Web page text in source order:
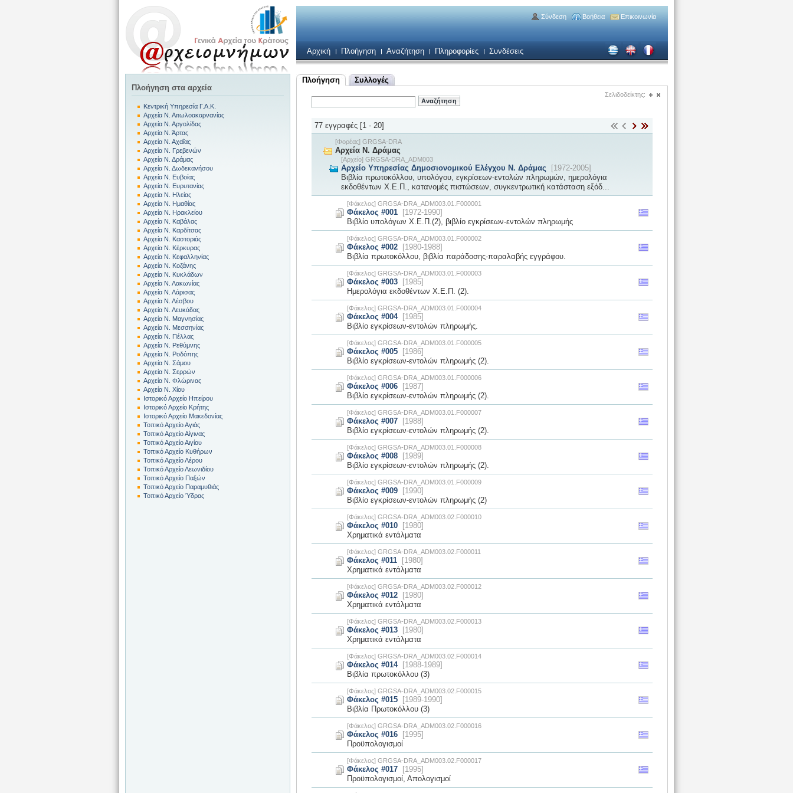
Σύνδεση Βοήθεια Επικοινωνία
Αρχική Πλοήγηση Αναζήτηση Πληροφορίες Συνδέσεις
Σελιδοδείκτης:
Πλοήγηση Συλλογές
77 εγγραφές [1 - 20]
[Φορέας] GRGSA-DRA
Αρχεία Ν. Δράμας
[Αρχείο] GRGSA-DRA_ADM003
Αρχείο Υπηρεσίας Δημοσιονομικού Ελέγχου Ν. Δράμας [1972-2005]
Βιβλία πρωτοκόλλου, υπολόγου, εγκρίσεων-εντολών πληρωμών, ημερολόγια
εκδοθέντων Χ.Ε.Π., κατανομές πιστώσεων, συγκεντρωτική κατάσταση εξόδ...
[Φάκελος] GRGSA-DRA_ADM003.01.F000001
Φάκελος #001[1972-1990]
Βιβλίο υπολόγων Χ.Ε.Π.(2), βιβλίο εγκρίσεων-εντολών πληρωμής
[Φάκελος] GRGSA-DRA_ADM003.01.F000002
Φάκελος #002[1980-1988]
Βιβλία πρωτοκόλλου, βιβλία παράδοσης-παραλαβής εγγράφου.
[Φάκελος] GRGSA-DRA_ADM003.01.F000003
Φάκελος #003[1985]
Ημερολόγια εκδοθέντων Χ.Ε.Π. (2).
[Φάκελος] GRGSA-DRA_ADM003.01.F000004
Φάκελος #004[1985]
Βιβλίο εγκρίσεων-εντολών πληρωμής.
[Φάκελος] GRGSA-DRA_ADM003.01.F000005
Φάκελος #005[1986]
Βιβλίο εγκρίσεων-εντολών πληρωμής (2).
[Φάκελος] GRGSA-DRA_ADM003.01.F000006
Φάκελος #006[1987]
Βιβλίο εγκρίσεων-εντολών πληρωμής (2).
[Φάκελος] GRGSA-DRA_ADM003.01.F000007
Φάκελος #007[1988]
Βιβλίο εγκρίσεων-εντολών πληρωμής (2).
[Φάκελος] GRGSA-DRA_ADM003.01.F000008
Φάκελος #008[1989]
Βιβλίο εγκρίσεων-εντολών πληρωμής (2).
[Φάκελος] GRGSA-DRA_ADM003.01.F000009
Φάκελος #009[1990]
Βιβλίο εγκρίσεων-εντολών πληρωμής (2)
[Φάκελος] GRGSA-DRA_ADM003.02.F000010
Φάκελος #010[1980]
Χρηματικά εντάλματα
[Φάκελος] GRGSA-DRA_ADM003.02.F000011
Φάκελος #011[1980]
Χρηματικά εντάλματα
[Φάκελος] GRGSA-DRA_ADM003.02.F000012
Φάκελος #012[1980]
Χρηματικά εντάλματα
[Φάκελος] GRGSA-DRA_ADM003.02.F000013
Φάκελος #013[1980]
Χρηματικά εντάλματα
[Φάκελος] GRGSA-DRA_ADM003.02.F000014
Φάκελος #014[1988-1989]
Βιβλία πρωτοκόλλου (3)
[Φάκελος] GRGSA-DRA_ADM003.02.F000015
Φάκελος #015[1989-1990]
Βιβλία Πρωτοκόλλου (3)
[Φάκελος] GRGSA-DRA_ADM003.02.F000016
Φάκελος #016[1995]
Προϋπολογισμοί
[Φάκελος] GRGSA-DRA_ADM003.02.F000017
Φάκελος #017[1995]
Προϋπολογισμοί, Απολογισμοί
Πλοήγηση στα αρχεία
Κεντρική Υπηρεσία Γ.Α.Κ.
Αρχεία Ν. Αιτωλοακαρνανίας
Αρχεία Ν. Αργολίδας
Αρχεία Ν. Άρτας
Αρχεία Ν. Αχαΐας
Αρχεία Ν. Γρεβενών
Αρχεία Ν. Δράμας
Αρχεία Ν. Δωδεκανήσου
Αρχεία Ν. Ευβοίας
Αρχεία Ν. Ευρυτανίας
Αρχεία Ν. Ηλείας
Αρχεία Ν. Ημαθίας
Αρχεία Ν. Ηρακλείου
Αρχεία Ν. Καβάλας
Αρχεία Ν. Καρδίτσας
Αρχεία Ν. Καστοριάς
Αρχεία Ν. Κέρκυρας
Αρχεία Ν. Κεφαλληνίας
Αρχεία Ν. Κοζάνης
Αρχεία Ν. Κυκλάδων
Αρχεία Ν. Λακωνίας
Αρχεία Ν. Λάρισας
Αρχεία Ν. Λέσβου
Αρχεία Ν. Λευκάδας
Αρχεία Ν. Μαγνησίας
Αρχεία Ν. Μεσσηνίας
Αρχεία Ν. Πέλλας
Αρχεία Ν. Ρεθύμνης
Αρχεία Ν. Ροδόπης
Αρχεία Ν. Σάμου
Αρχεία Ν. Σερρών
Αρχεία Ν. Φλώρινας
Αρχεία Ν. Χίου
Ιστορικό Αρχείο Ηπείρου
Ιστορικό Αρχείο Κρήτης
Ιστορικό Αρχείο Μακεδονίας
Τοπικό Αρχείο Αγιάς
Τοπικό Αρχείο Αίγινας
Τοπικό Αρχείο Αιγίου
Τοπικό Αρχείο Κυθήρων
Τοπικό Αρχείο Λέρου
Τοπικό Αρχείο Λεωνιδίου
Τοπικό Αρχείο Παξών
Τοπικό Αρχείο Παραμυθιάς
Τοπικό Αρχείο Ύδρας